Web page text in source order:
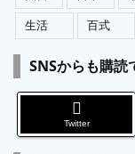
生活
百式
SNSからも購読
Twitter